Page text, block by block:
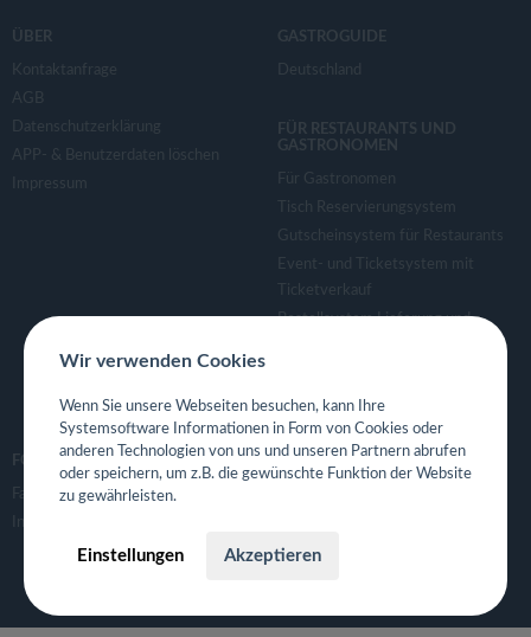
ÜBER
Kontaktanfrage
AGB
Datenschutzerklärung
APP- & Benutzerdaten löschen
Impressum
GASTROGUIDE
Deutschland
FÜR RESTAURANTS UND
GASTRONOMEN
Für Gastronomen
Tisch Reservierungsystem
Gutscheinsystem für Restaurants
Event- und Ticketsystem mit
Ticketverkauf
Bestellsystem Lieferung und
Eigene App für Restaurant
FOLGE UNS
Facebook
Instagram
Wir verwenden Cookies
Wenn Sie unsere Webseiten besuchen, kann Ihre
Systemsoftware Informationen in Form von Cookies oder
anderen Technologien von uns und unseren Partnern abrufen
oder speichern, um z.B. die gewünschte Funktion der Website
zu gewährleisten.
Einstellungen Akzeptieren